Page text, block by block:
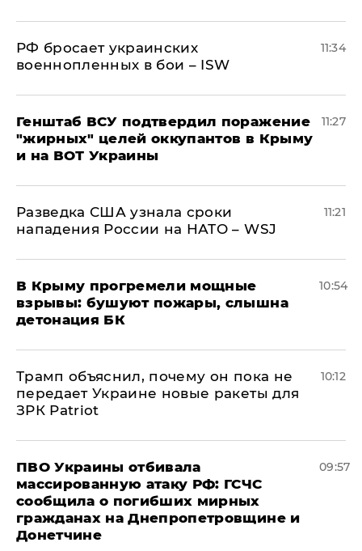
РФ бросает украинских
военнопленных в бои – ISW
11:34
Генштаб ВСУ подтвердил поражение
"жирных" целей оккупантов в Крыму
и на ВОТ Украины
11:27
Разведка США узнала сроки
нападения России на НАТО – WSJ
11:21
В Крыму прогремели мощные
взрывы: бушуют пожары, слышна
детонация БК
10:54
Трамп объяснил, почему он пока не
передает Украине новые ракеты для
ЗРК Patriot
10:12
ПВО Украины отбивала
массированную атаку РФ: ГСЧС
сообщила о погибших мирных
гражданах на Днепропетровщине и
Донетчине
09:57